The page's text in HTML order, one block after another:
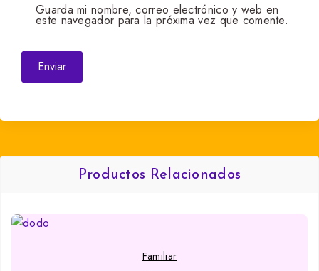
Guarda mi nombre, correo electrónico y web en
este navegador para la próxima vez que comente.
Productos Relacionados
Familiar